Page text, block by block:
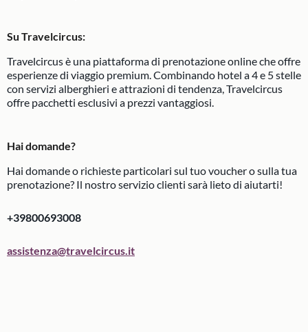
Su Travelcircus:
Travelcircus è una piattaforma di prenotazione online che offre
esperienze di viaggio premium. Combinando hotel a 4 e 5 stelle
con servizi alberghieri e attrazioni di tendenza, Travelcircus
offre pacchetti esclusivi a prezzi vantaggiosi.
Hai domande?
Hai domande o richieste particolari sul tuo voucher o sulla tua
prenotazione? Il nostro servizio clienti sarà lieto di aiutarti!
+39800693008
assistenza@travelcircus.it